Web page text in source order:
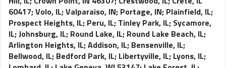
60417;Volo, IL;Valparaiso, IN; Portage, IN; Plainfield, IL;
Prospect Heights, IL; Peru, IL; Tinley Park, IL; Sycamore,
IL;Johnsburg, IL; Round Lake, IL; Round Lake Beach, IL;
Arlington Heights, IL;Addison, IL; Bensenville, IL;
Bellwood, IL; Bedford Park, IL; Libertyville, IL; Lyons, IL;